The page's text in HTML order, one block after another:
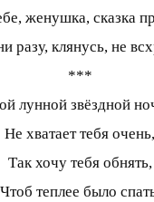
женушка, сказка
разу, клянусь, не
***
лунной звёздной
Не хватает тебя очень,
Так хочу тебя обнять,
Чтоб теплее было